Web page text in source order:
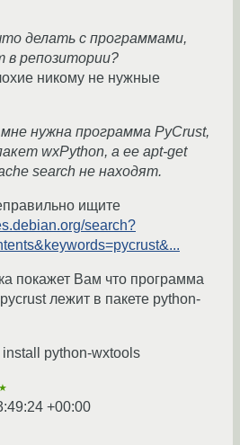
делать с программами,
в репозитории?
никому не нужные
нужна программа PyCrust,
wxPython, а ее apt-get
search не находят.
ищите
search?
покажет Вам что программа
лежит в пакете python-
python-wxtools
+00:00